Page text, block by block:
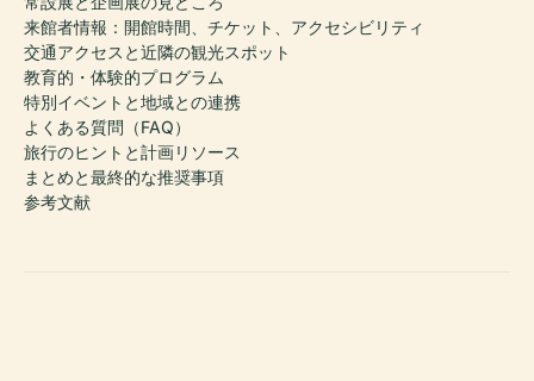
来館者情報：開館時間、チケット、アクセシビリティ
交通アクセスと近隣の観光スポット
教育的・体験的プログラム
特別イベントと地域との連携
よくある質問（FAQ）
旅行のヒントと計画リソース
まとめと最終的な推奨事項
参考文献